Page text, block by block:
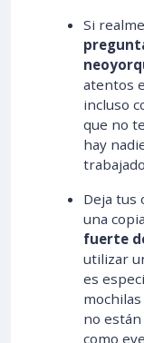
Si
atentos
incluso
que no
hay
Deja tus
una
fuerte
utilizar
es
no
como